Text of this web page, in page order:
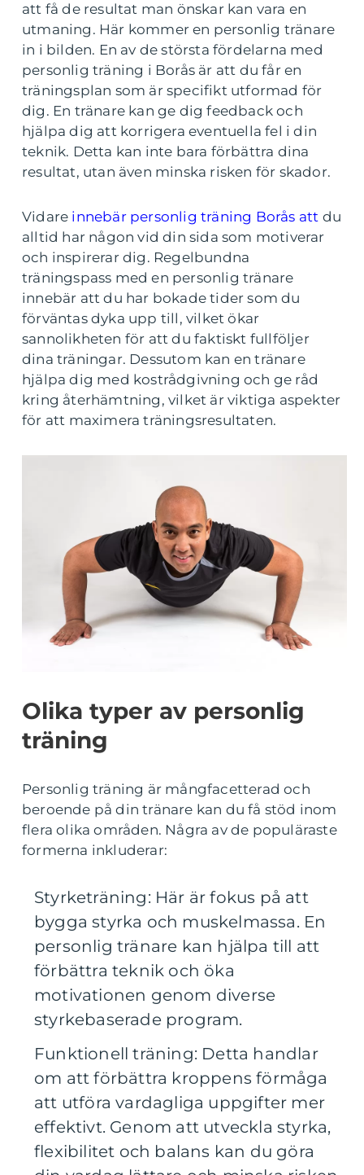
att få de resultat man önskar kan vara en
utmaning. Här kommer en personlig tränare
in i bilden. En av de största fördelarna med
personlig träning i Borås är att du får en
träningsplan som är specifikt utformad för
dig. En tränare kan ge dig feedback och
hjälpa dig att korrigera eventuella fel i din
teknik. Detta kan inte bara förbättra dina
resultat, utan även minska risken för skador.
Vidare innebär personlig träning Borås att du
alltid har någon vid din sida som motiverar
och inspirerar dig. Regelbundna
träningspass med en personlig tränare
innebär att du har bokade tider som du
förväntas dyka upp till, vilket ökar
sannolikheten för att du faktiskt fullföljer
dina träningar. Dessutom kan en tränare
hjälpa dig med kostrådgivning och ge råd
kring återhämtning, vilket är viktiga aspekter
för att maximera träningsresultaten.
Olika typer av personlig
träning
Personlig träning är mångfacetterad och
beroende på din tränare kan du få stöd inom
flera olika områden. Några av de populäraste
formerna inkluderar:
Styrketräning: Här är fokus på att
bygga styrka och muskelmassa. En
personlig tränare kan hjälpa till att
förbättra teknik och öka
motivationen genom diverse
styrkebaserade program.
Funktionell träning: Detta handlar
om att förbättra kroppens förmåga
att utföra vardagliga uppgifter mer
effektivt. Genom att utveckla styrka,
flexibilitet och balans kan du göra